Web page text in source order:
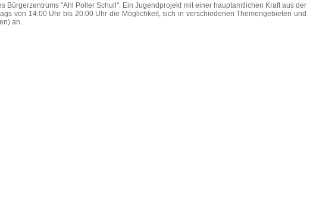
"Ahl Poller Schull". Ein Jugendprojekt mit einer hauptamtlichen Kraft aus der
von 14:00 Uhr bis 20:00 Uhr die Möglichkeit, sich in verschiedenen Themengebieten und
an.